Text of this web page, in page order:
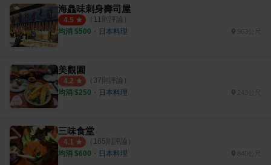
海鱻味刺身壽司屋
4.5 （ 11則評論）
均消 $500 ・ 日本料理
美觀園
4.2 （ 37則評論）
均消 $250 ・ 日本料理 243公尺
三味食堂
4.1 （ 165則評論）
均消 $600 ・ 日本料理